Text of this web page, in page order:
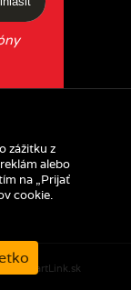
zážitku z
alebo
na „Prijať
cookie.
SmartLink.sk